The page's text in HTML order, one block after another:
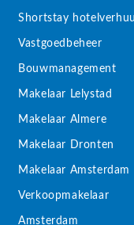
Shortstay
Vastgoedbeheer
Bouwmanagement
Makelaar Lelystad
Makelaar Almere
Makelaar Dronten
Makelaar Amsterdam
Verkoopmakelaar
Amsterdam